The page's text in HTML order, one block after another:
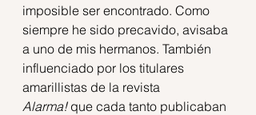
imposible ser encontrado. Como
siempre he sido precavido, avisaba
a uno de mis hermanos. También
influenciado por los titulares
amarillistas de la revista
Alarma! que cada tanto publicaban